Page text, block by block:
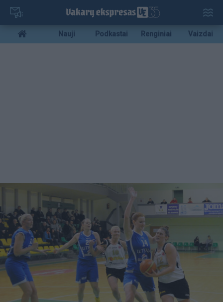
Pereiti
pagrindinį
turinį
Mobile
menu
Nauji Podkastai Renginiai Vaizdai